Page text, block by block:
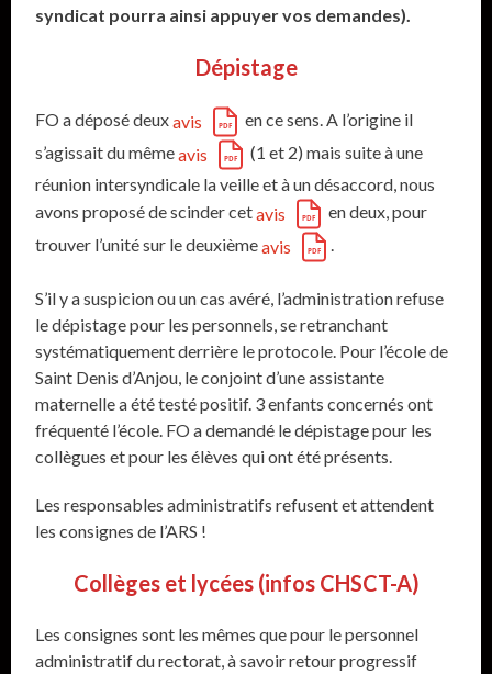
syndicat pourra ainsi appuyer vos demandes).
Dépistage
FO a déposé deuxavis
en ce sens. A l’origine il
s’agissait du mêmeavis
(1 et 2) mais suite à une
réunion intersyndicale la veille et à un désaccord, nous
avons proposé de scinder cetavis
en deux, pour
trouver l’unité sur le deuxièmeavis
S’il y a suspicion ou un cas avéré, l’administration refuse
le dépistage pour les personnels, se retranchant
systématiquement derrière le protocole. Pour l’école de
Saint Denis d’Anjou, le conjoint d’une assistante
maternelle a été testé positif. 3 enfants concernés ont
fréquenté l’école. FO a demandé le dépistage pour les
collègues et pour les élèves qui ont été présents.
Les responsables administratifs refusent et attendent
les consignes de l’ARS !
Collèges et lycées (infos CHSCT-A)
Les consignes sont les mêmes que pour le personnel
administratif du rectorat, à savoir retour progressif